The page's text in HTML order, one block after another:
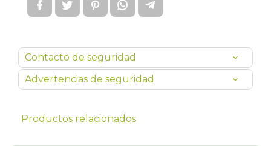
Contacto de seguridad
Advertencias de seguridad
Productos relacionados